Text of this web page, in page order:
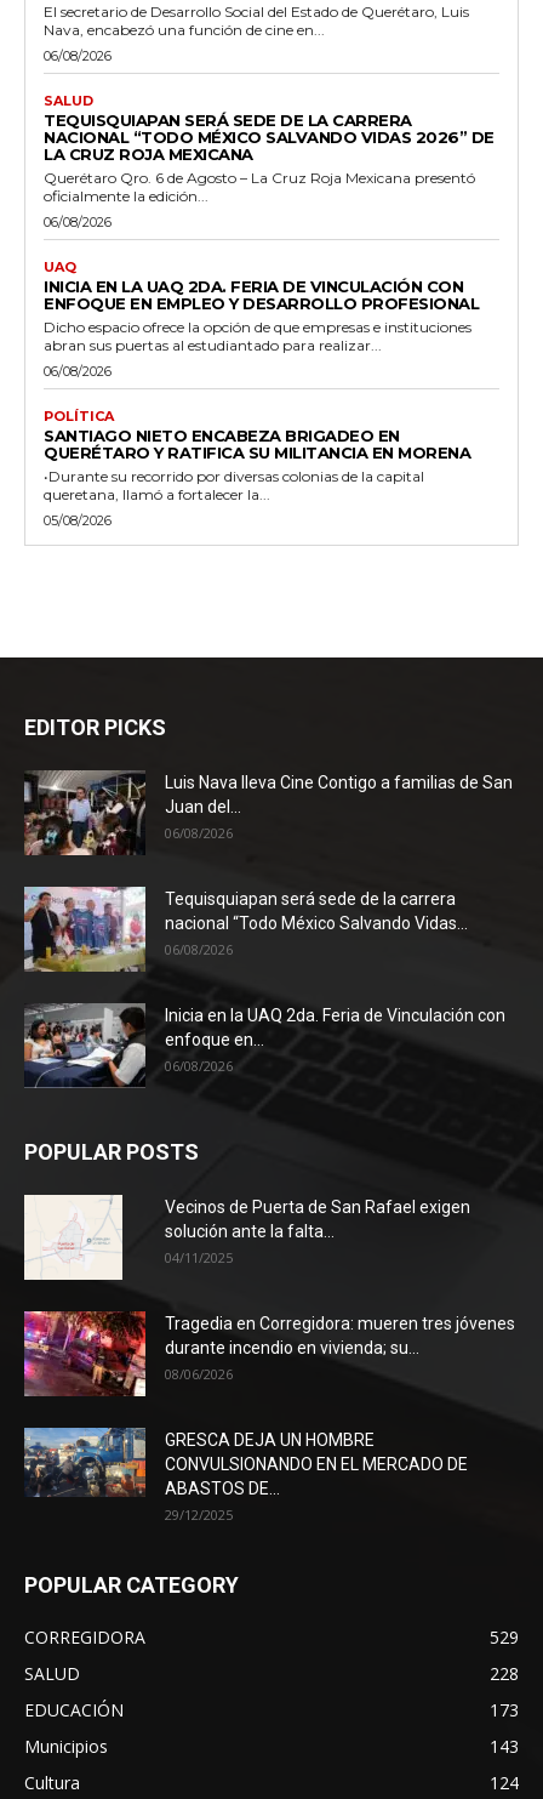
El secretario de Desarrollo Social del Estado de Querétaro, Luis
Nava, encabezó una función de cine en...
06/08/2026
SALUD
TEQUISQUIAPAN SERÁ SEDE DE LA CARRERA
NACIONAL “TODO MÉXICO SALVANDO VIDAS 2026” DE
LA CRUZ ROJA MEXICANA
Querétaro Qro. 6 de Agosto – La Cruz Roja Mexicana presentó
oficialmente la edición...
06/08/2026
UAQ
INICIA EN LA UAQ 2DA. FERIA DE VINCULACIÓN CON
ENFOQUE EN EMPLEO Y DESARROLLO PROFESIONAL
Dicho espacio ofrece la opción de que empresas e instituciones
abran sus puertas al estudiantado para realizar...
06/08/2026
POLÍTICA
SANTIAGO NIETO ENCABEZA BRIGADEO EN
QUERÉTARO Y RATIFICA SU MILITANCIA EN MORENA
•Durante su recorrido por diversas colonias de la capital
queretana, llamó a fortalecer la...
05/08/2026
EDITOR PICKS
Luis Nava lleva Cine Contigo a familias de San
Juan del...
06/08/2026
Tequisquiapan será sede de la carrera
nacional “Todo México Salvando Vidas...
06/08/2026
Inicia en la UAQ 2da. Feria de Vinculación con
enfoque en...
06/08/2026
POPULAR POSTS
Vecinos de Puerta de San Rafael exigen
solución ante la falta...
04/11/2025
Tragedia en Corregidora: mueren tres jóvenes
durante incendio en vivienda; su...
08/06/2026
GRESCA DEJA UN HOMBRE
CONVULSIONANDO EN EL MERCADO DE
ABASTOS DE...
29/12/2025
POPULAR CATEGORY
CORREGIDORA
529
SALUD
228
EDUCACIÓN
173
Municipios
143
Cultura
124